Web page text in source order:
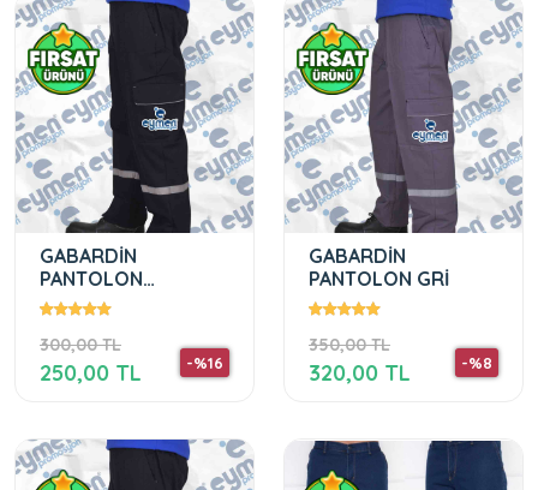
GABARDİN
PANTOLON
LACİVERT
300,00 TL
-%16
250,00 TL
GABARDİN
PANTOLON GRİ
350,00 TL
-%8
320,00 TL